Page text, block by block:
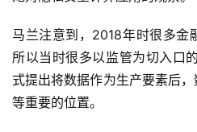
马兰注意到，2018年时很多金
所以当时很多以监管为切入口
式提出将数据作为生产要素后
等重要的位置。